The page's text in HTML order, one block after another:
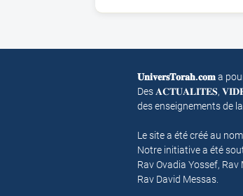
𝐔𝐧𝐢𝐯𝐞𝐫𝐬𝐓𝐨𝐫𝐚𝐡.𝐜𝐨𝐦a
Des 𝐀𝐂𝐓𝐔𝐀𝐋𝐈𝐓𝐄𝐒,
des enseignements de la
Le site a été créé au
Notre initiative a été
Rav Ovadia Yossef,
Rav David Messas.